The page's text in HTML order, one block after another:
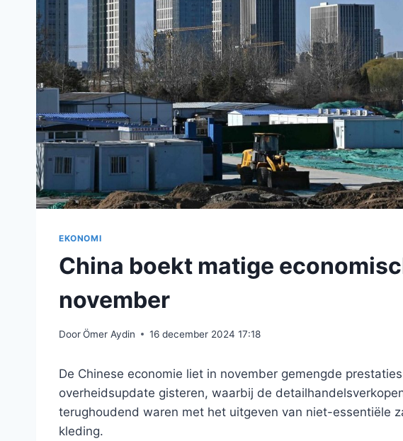
EKONOMI
China boekt matige
november
DoorÖmer Aydin 16 december 2024 17:18
De Chinese economie liet in november gemengde
overheidsupdate gisteren, waarbij de
terughoudend waren met het uitgeven van niet-essentiële
kleding.